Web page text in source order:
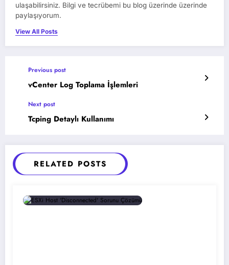
ulaşabilirsiniz. Bilgi ve tecrübemi bu blog üzerinde üzerinde
paylaşıyorum.
View All Posts
Previous post
vCenter Log Toplama İşlemleri
Next post
Tcping Detaylı Kullanımı
RELATED POSTS